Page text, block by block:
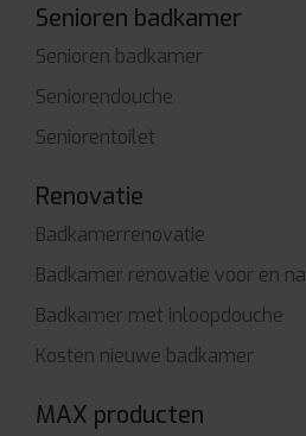
Senioren badkamer
Senioren badkamer
Seniorendouche
Seniorentoilet
Renovatie
Badkamerrenovatie
Badkamer renovatie voor en na
Badkamer met inloopdouche
Kosten nieuwe badkamer
MAX producten